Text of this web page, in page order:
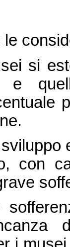
si
e
con